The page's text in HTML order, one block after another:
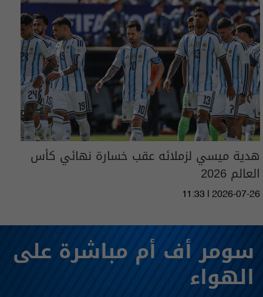
هدية ميسي لزملائه عقب خسارة نهائي كأس
العالم 2026
11:33 | 2026-07-26
سومر أف أم مباشرة على
الهواء